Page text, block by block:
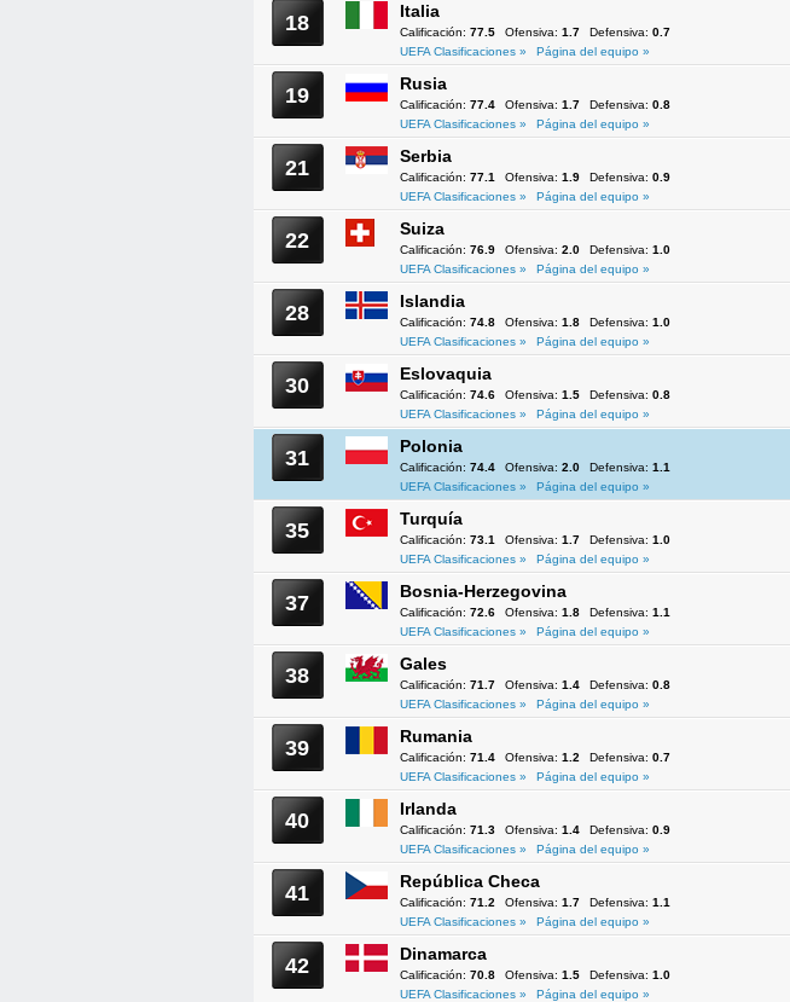
18 Italia
Calificación: 77.5 Ofensiva: 1.7 Defensiva: 0.7
UEFA Clasificaciones »
Página del equipo »
19 Rusia
Calificación: 77.4 Ofensiva: 1.7 Defensiva: 0.8
UEFA Clasificaciones »
Página del equipo »
21 Serbia
Calificación: 77.1 Ofensiva: 1.9 Defensiva: 0.9
UEFA Clasificaciones »
Página del equipo »
22 Suiza
Calificación: 76.9 Ofensiva: 2.0 Defensiva: 1.0
UEFA Clasificaciones »
Página del equipo »
28 Islandia
Calificación: 74.8 Ofensiva: 1.8 Defensiva: 1.0
UEFA Clasificaciones »
Página del equipo »
30 Eslovaquia
Calificación: 74.6 Ofensiva: 1.5 Defensiva: 0.8
UEFA Clasificaciones »
Página del equipo »
31 Polonia
Calificación: 74.4 Ofensiva: 2.0 Defensiva: 1.1
UEFA Clasificaciones »
Página del equipo »
35 Turquía
Calificación: 73.1 Ofensiva: 1.7 Defensiva: 1.0
UEFA Clasificaciones »
Página del equipo »
37 Bosnia-Herzegovina
Calificación: 72.6 Ofensiva: 1.8 Defensiva: 1.1
UEFA Clasificaciones »
Página del equipo »
38 Gales
Calificación: 71.7 Ofensiva: 1.4 Defensiva: 0.8
UEFA Clasificaciones »
Página del equipo »
39 Rumania
Calificación: 71.4 Ofensiva: 1.2 Defensiva: 0.7
UEFA Clasificaciones »
Página del equipo »
40 Irlanda
Calificación: 71.3 Ofensiva: 1.4 Defensiva: 0.9
UEFA Clasificaciones »
Página del equipo »
41 República Checa
Calificación: 71.2 Ofensiva: 1.7 Defensiva: 1.1
UEFA Clasificaciones »
Página del equipo »
42 Dinamarca
Calificación: 70.8 Ofensiva: 1.5 Defensiva: 1.0
UEFA Clasificaciones »
Página del equipo »